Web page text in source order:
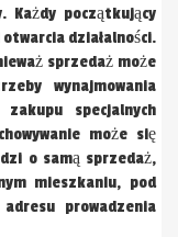
Każdy początkujący
działalności.
sprzedaż może
wynajmowania
specjalnych
może się
o samą sprzedaż,
mieszkaniu, pod
prowadzenia